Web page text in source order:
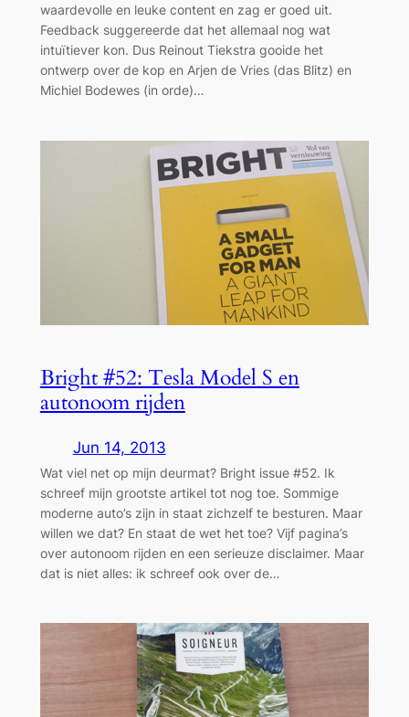
waardevolle en leuke content en zag er goed uit.
Feedback suggereerde dat het allemaal nog wat
intuïtiever kon. Dus Reinout Tiekstra gooide het
ontwerp over de kop en Arjen de Vries (das Blitz) en
Michiel Bodewes (in orde)…
Bright #52: Tesla Model S en
autonoom rijden
Jun 14, 2013
Wat viel net op mijn deurmat? Bright issue #52. Ik
schreef mijn grootste artikel tot nog toe. Sommige
moderne auto’s zijn in staat zichzelf te besturen. Maar
willen we dat? En staat de wet het toe? Vijf pagina’s
over autonoom rijden en een serieuze disclaimer. Maar
dat is niet alles: ik schreef ook over de…